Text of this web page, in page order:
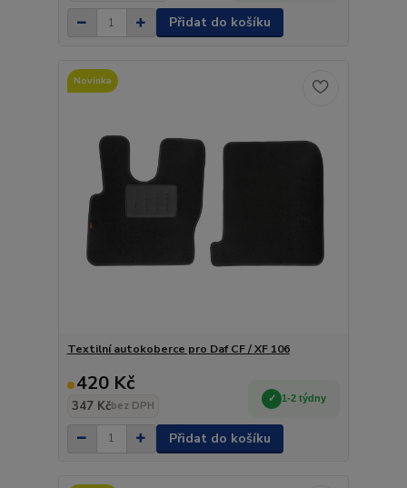
Přidat do košíku
Novinka
Textilní autokoberce pro Daf CF / XF 106
420 Kč
347 Kčbez DPH
1-2 týdny
Přidat do košíku